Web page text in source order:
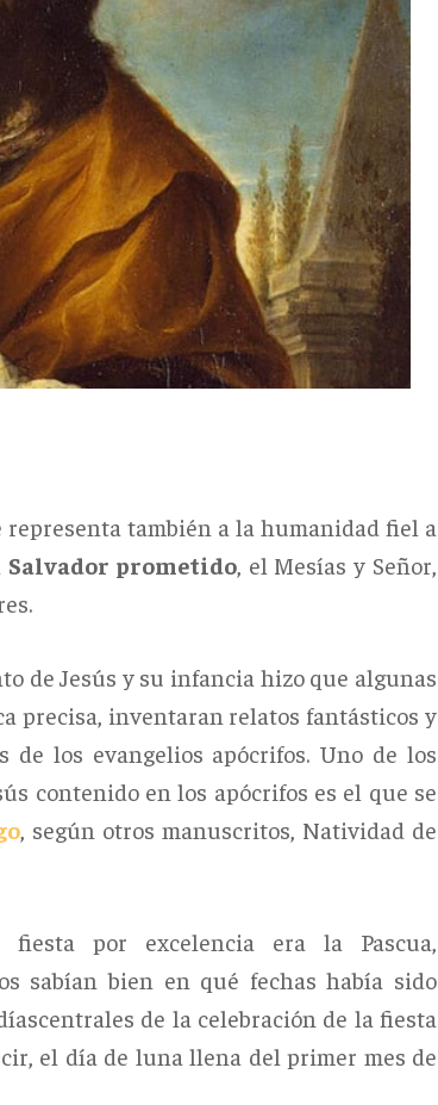
también a la humanidad fiel a
Salvador prometido, el Mesías y Señor,
de Jesús y su infancia hizo que algunas
precisa, inventaran relatos fantásticos y
de los evangelios apócrifos. Uno de los
contenido en los apócrifos es el que se
, según otros manuscritos, Natividad de
por excelencia era la Pascua,
sabían bien en qué fechas había sido
de la celebración de la fiesta
el día de luna llena del primer mes de